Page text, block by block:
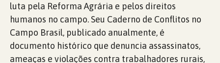
luta pela Reforma Agrária e pelos direitos
humanos no campo. Seu Caderno de Conflitos no
Campo Brasil, publicado anualmente, é
documento histórico que denuncia assassinatos,
ameaças e violações contra trabalhadores rurais,